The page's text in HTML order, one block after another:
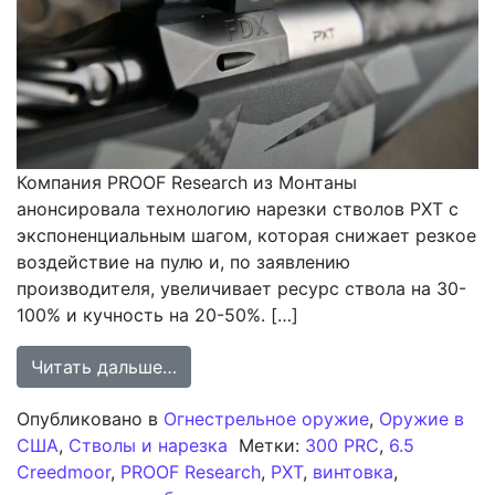
Компания PROOF Research из Монтаны
анонсировала технологию нарезки стволов PXT с
экспоненциальным шагом, которая снижает резкое
воздействие на пулю и, по заявлению
производителя, увеличивает ресурс ствола на 30-
100% и кучность на 20-50%. […]
Читать дальше…
Опубликовано в Огнестрельное оружие, Оружие в
США, Стволы и нарезка Метки: 300 PRC, 6.5
Creedmoor, PROOF Research, PXT, винтовка,